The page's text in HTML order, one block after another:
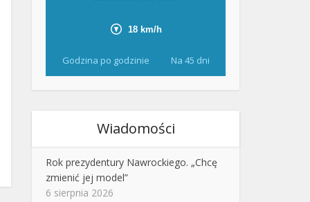
Godzina po godzinie Na 45 dni
Wiadomości
Rok prezydentury Nawrockiego. „Chcę
zmienić jej model”
6 sierpnia 2026